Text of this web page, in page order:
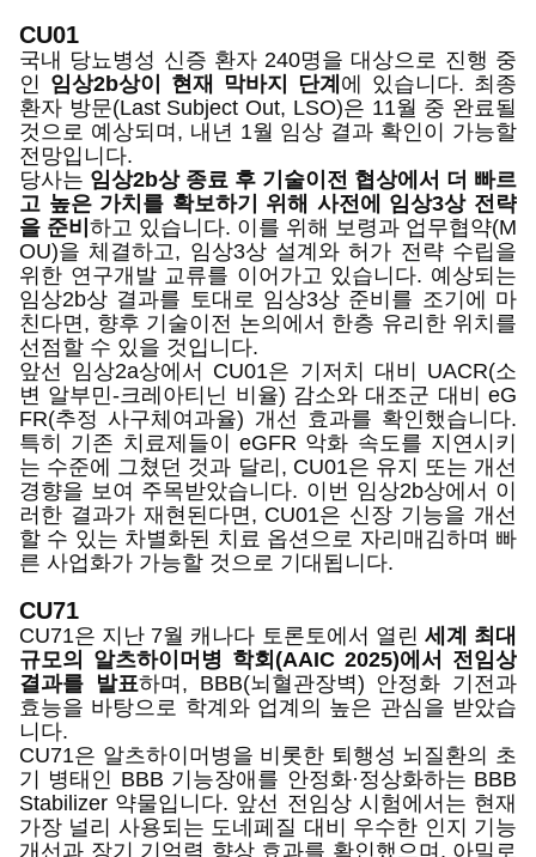
CU01
국내 당뇨병성 신증 환자 240명을 대상으로 진행 중
인 임상2b상이 현재 막바지 단계 에 있습니다. 최종
환자 방문(Last Subject Out, LSO)은 11월 중 완료될
것으로 예상되며, 내년 1월 임상 결과 확인이 가능할
전망입니다.
당사는 임상2b상 종료 후 기술이전 협상에서 더 빠르
고 높은 가치를 확보하기 위해 사전에 임상3상 전략
을 준비 하고 있습니다. 이를 위해 보령과 업무협약(M
OU)을 체결하고, 임상3상 설계와 허가 전략 수립을
위한 연구개발 교류를 이어가고 있습니다. 예상되는
임상2b상 결과를 토대로 임상3상 준비를 조기에 마
친다면, 향후 기술이전 논의에서 한층 유리한 위치를
선점할 수 있을 것입니다.
앞선 임상2a상에서 CU01은 기저치 대비 UACR(소
변 알부민-크레아티닌 비율) 감소와 대조군 대비 eG
FR(추정 사구체여과율) 개선 효과를 확인했습니다.
특히 기존 치료제들이 eGFR 악화 속도를 지연시키
는 수준에 그쳤던 것과 달리, CU01은 유지 또는 개선
경향을 보여 주목받았습니다. 이번 임상2b상에서 이
러한 결과가 재현된다면, CU01은 신장 기능을 개선
할 수 있는 차별화된 치료 옵션으로 자리매김하며 빠
른 사업화가 가능할 것으로 기대됩니다.
CU71
CU71은 지난 7월 캐나다 토론토에서 열린 세계 최대
규모의 알츠하이머병 학회(AAIC 2025)에서 전임상
결과를 발표하며, BBB(뇌혈관장벽) 안정화 기전과
효능을 바탕으로 학계와 업계의 높은 관심을 받았습
니다.
CU71은 알츠하이머병을 비롯한 퇴행성 뇌질환의 초
기 병태인 BBB 기능장애를 안정화·정상화하는 BBB
Stabilizer 약물입니다. 앞선 전임상 시험에서는 현재
가장 널리 사용되는 도네페질 대비 우수한 인지 기능
개선과 장기 기억력 향상 효과를 확인했으며, 아밀로